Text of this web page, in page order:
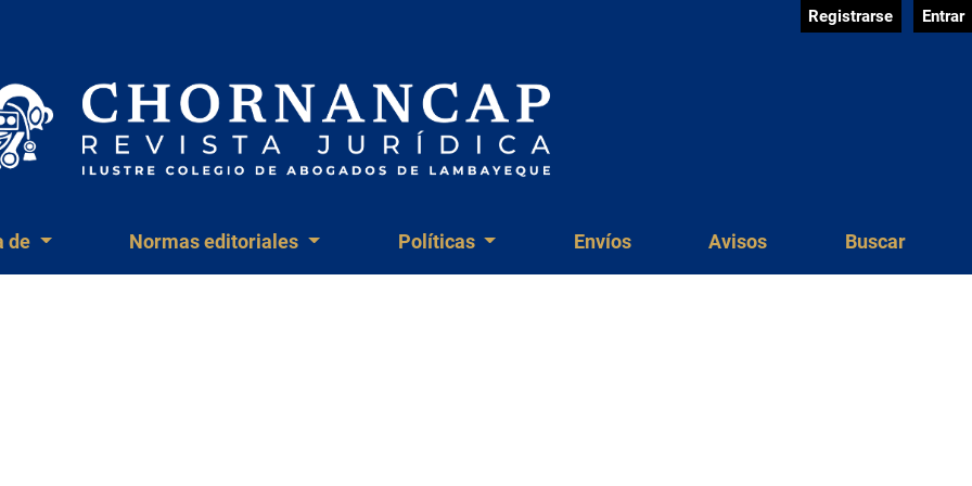
Registrarse Entrar
de Normas editoriales Políticas Envíos Avisos Buscar